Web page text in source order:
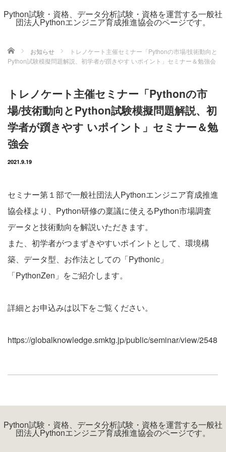
Python試験・資格、データ分析試験・資格を運営する一般社
団法人Pythonエンジニア育成推進協会のページです。
ホーム お知らせ
トレノケート主催セミナー「Pythonの市場/技術動向と
Python試験模擬問題解説、初学者が躓きやす いポイント」セミナー＆勉強会
トレノケート主催セミナー「Pythonの市
場/技術動向とPython試験模擬問題解説、初
学者が躓きやす いポイント」セミナー＆勉
強会
2021.9.19
セミナー第１部で一般社団法人Pythonエンジニア育成推進
協会様より、Python研修の稟議に使えるPython市場調査
データと技術動向を解説いただきます。
また、初学者がつまずきやすいポイントとして、環境構
築、データ型、お作法としての「Pythonic」
「PythonZen」をご紹介します。
詳細とお申込みは以下をご覧ください。
https://globalknowledge.smktg.jp/public/seminar/view/2548
Python試験・資格、データ分析試験・資格を運営する一般社
団法人Pythonエンジニア育成推進協会のページです。